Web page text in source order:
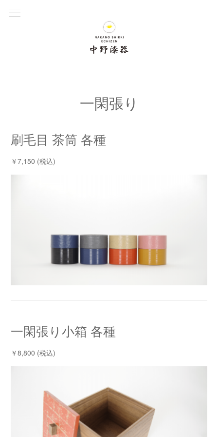
一閑張り
刷毛目 茶筒 各種
￥7,150 (税込)
一閑張り小箱 各種
￥8,800 (税込)